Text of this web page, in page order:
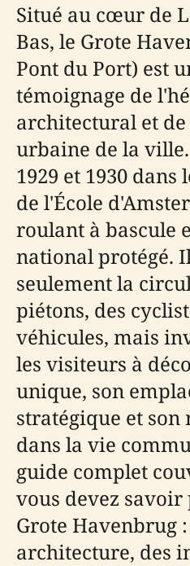
Situé au cœur de
Bas, le Grote
Pont du Port) est
témoignage de
architectural et
urbaine de la
1929 et 1930
de l'École
roulant à bascule
national protégé.
seulement la
piétons, des
véhicules, mais
les visiteurs à
unique, son
stratégique et
dans la vie
guide complet
vous devez
Grote Havenbrug
architecture, des